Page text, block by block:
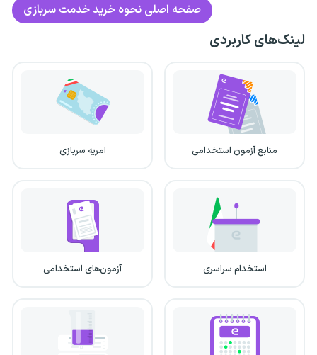
صفحه اصلی نحوه خرید خدمت سربازی
لینک‌های کاربردی
منابع آزمون استخدامی امریه سربازی
استخدام سراسری آزمون‌های استخدامی